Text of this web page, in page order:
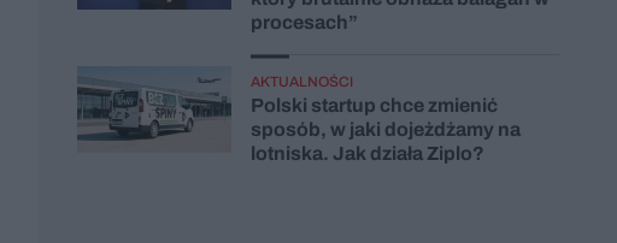
procesach”
AKTUALNOŚCI
Polski startup chce zmienić
sposób, w jaki dojeżdżamy na
lotniska. Jak działa Ziplo?